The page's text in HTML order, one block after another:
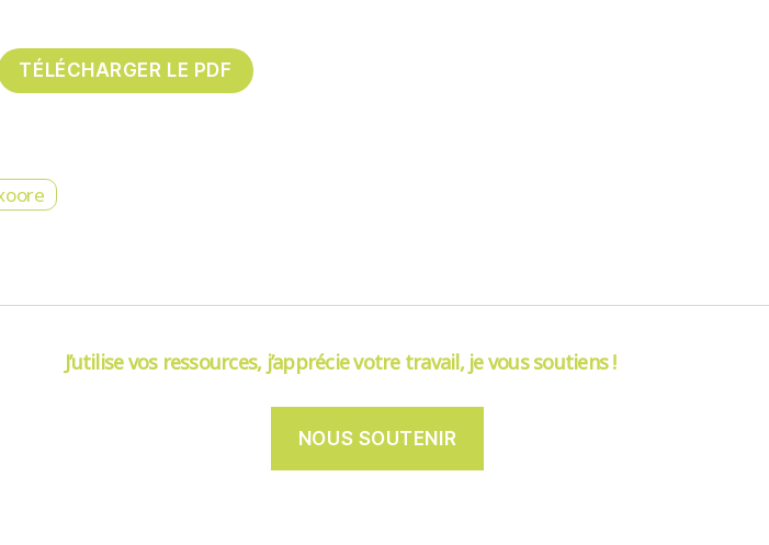
J’utilise vos ressources, j’apprécie votre travail, je vous soutiens !
NOUS SOUTENIR